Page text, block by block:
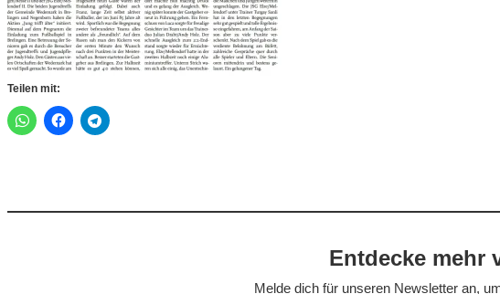
Teilen mit:
Entdecke mehr
Melde dich für unseren Newsletter an,